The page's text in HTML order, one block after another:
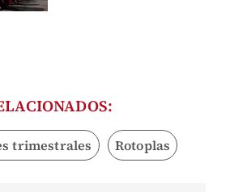
trimestrales Rotoplas